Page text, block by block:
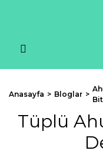
Anasayfa Bloglar
Tüplü